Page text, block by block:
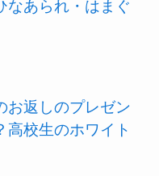
なあられ・はまぐ
お返しのプレゼン
高校生のホワイト